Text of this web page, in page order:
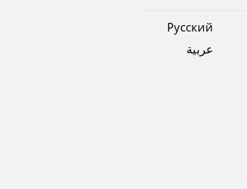
Pусский
عربية